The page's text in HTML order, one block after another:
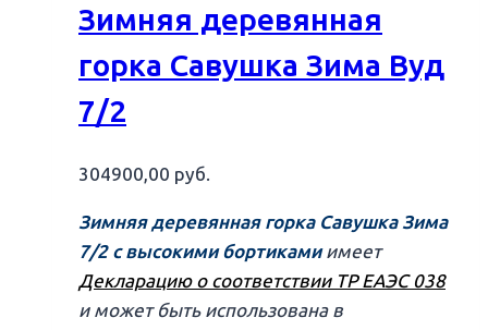
Зимняя деревянная
горка Савушка Зима Вуд
7/2
304900,00 руб.
Зимняя деревянная горка Савушка Зима
7/2 с высокими бортикамиимеет
Декларацию о соответствии ТР ЕАЭС 038
и может быть использована в